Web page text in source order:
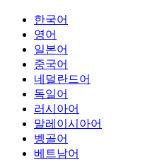
한국어
영어
일본어
중국어
네덜란드어
독일어
러시아어
말레이시아어
벵골어
베트남어